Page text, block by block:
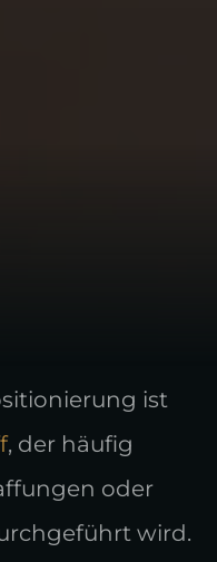
ist
, der häufig
oder
wird.